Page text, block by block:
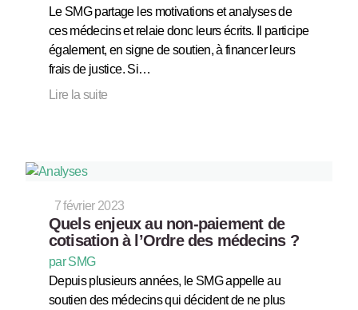
Le SMG partage les motivations et analyses de
ces médecins et relaie donc leurs écrits. Il participe
également, en signe de soutien, à financer leurs
frais de justice. Si…
Lire la suite
7 février 2023
Quels enjeux au non-paiement de
cotisation à l’Ordre des médecins ?
par SMG
Depuis plusieurs années, le SMG appelle au
soutien des médecins qui décident de ne plus